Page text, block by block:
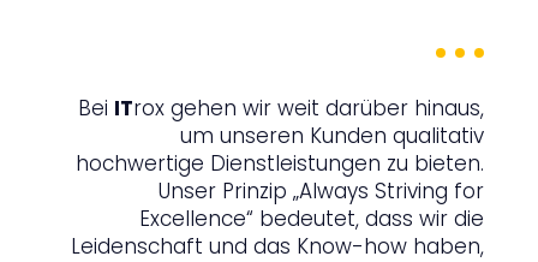
Bei ITrox gehen wir weit darüber hinaus,
um unseren Kunden qualitativ
hochwertige Dienstleistungen zu bieten.
Unser Prinzip „Always Striving for
Excellence“ bedeutet, dass wir die
Leidenschaft und das Know-how haben,